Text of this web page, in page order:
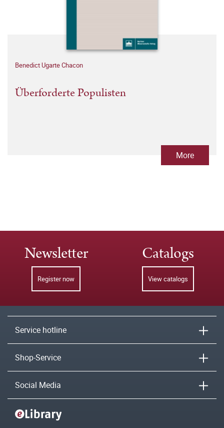
Benedict Ugarte Chacon
Überforderte Populisten
More
Newsletter
Register now
Catalogs
View catalogs
Service hotline
Shop-Service
Social Media